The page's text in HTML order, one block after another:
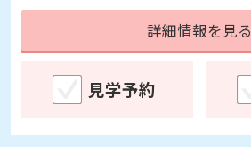
詳細情報を見る
見学予約